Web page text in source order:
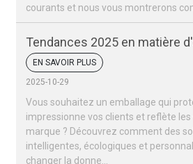
courants et nous vous montrerons
Tendances 2025 en matière
fruits secs et des noix
EN SAVOIR PLUS
2025-10-29
Vous souhaitez un emballage qui
impressionne vos clients et reflète
marque ? Découvrez comment des
intelligentes, écologiques et
changer la donne…